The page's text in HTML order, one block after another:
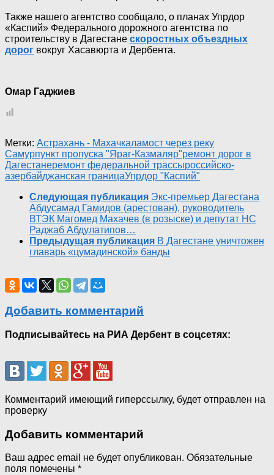
Также нашего агентство сообщало, о планах Упрдор
«Каспий» Федерального дорожного агентства по
строительству в Дагестане скоростных объездных
дорог вокруг Хасавюрта и Дербента.
Омар Гаджиев
Метки: Астрахань - Махачкаламост через реку
Самурпункт пропуска "Яраг-Казмаляр"ремонт дорог в
Дагестанеремонт федеральной трассыроссийско-
азербайджанская границаУпрдор "Каспий"
Следующая публикация Экс-премьер Дагестана
Абдусамад Гамидов (арестован), руководитель
ВТЭК Магомед Махачев (в розыске) и депутат НС
Раджаб Абдулатипов…
Предыдущая публикация В Дагестане уничтожен
главарь «цумадинской» банды
Добавить комментарий
Подписывайтесь на РИА Дербент в соцсетях:
Комментарий имеющий гиперссылку, будет отправлен на
проверку
Добавить комментарий
Ваш адрес email не будет опубликован. Обязательные
поля помечены *